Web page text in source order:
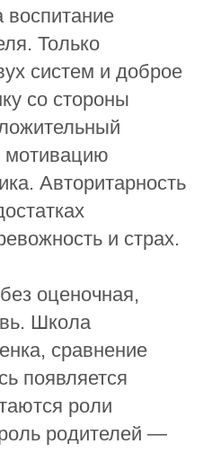
воспитание
Только
систем и доброе
со стороны
Авторитарность
и страх.
оценочная,
Школа
сравнение
появляется
роли
родителей —